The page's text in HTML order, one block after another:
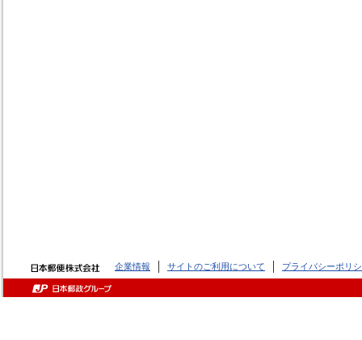
企業情報 サイトのご利用について プライバシーポリ